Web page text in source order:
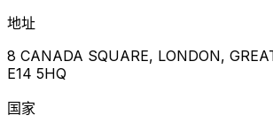
地址
8 CANADA SQUARE, LONDON,
E14 5HQ
国家